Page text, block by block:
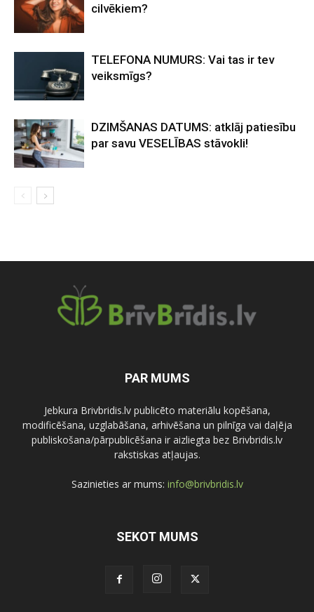
cilvēkiem?
TELEFONA NUMURS: Vai tas ir tev
veiksmīgs?
DZIMŠANAS DATUMS: atklāj patiesību
par savu VESELĪBAS stāvokli!
PAR MUMS
Jebkura Brivbridis.lv publicēto materiālu kopēšana,
modificēšana, uzglabāšana, arhivēšana un pilnīga vai daļēja
publiskošana/pārpublicēšana ir aizliegta bez Brivbridis.lv
rakstiskas atļaujas.
Sazinieties ar mums: info@brivbridis.lv
SEKOT MUMS